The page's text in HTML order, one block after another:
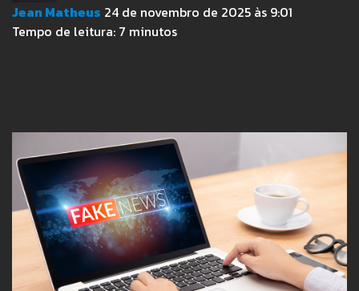
Jean Matheus 24 de novembro de 2025 às 9:01
Tempo de leitura: 7 minutos